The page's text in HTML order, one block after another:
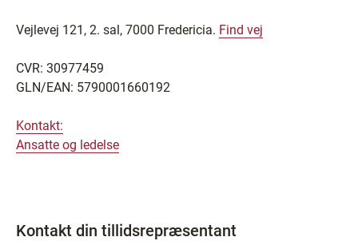
Vejlevej 121, 2. sal, 7000 Fredericia. Find vej
CVR: 30977459
GLN/EAN: 5790001660192
Kontakt:
Ansatte og ledelse
Kontakt din tillidsrepræsentant